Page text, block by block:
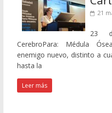
21
23
CerebroPara: Médula
enemigo nuevo, distinto a
hasta la
Leer más